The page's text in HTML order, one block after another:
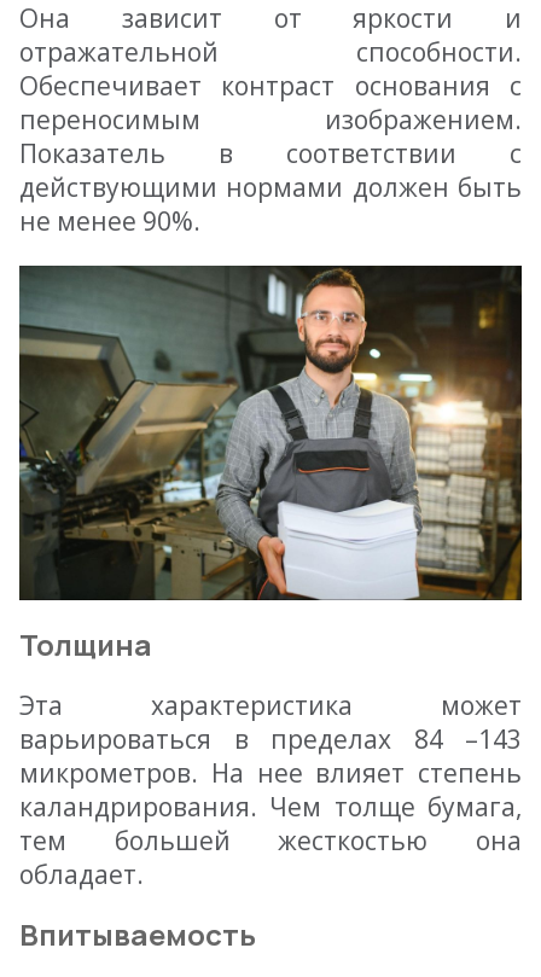
Она зависит от яркости и
отражательной способности.
Обеспечивает контраст основания с
переносимым изображением.
Показатель в соответствии с
действующими нормами должен быть
не менее 90%.
Толщина
Эта характеристика может
варьироваться в пределах 84 –143
микрометров. На нее влияет степень
каландрирования. Чем толще бумага,
тем большей жесткостью она
обладает.
Впитываемость